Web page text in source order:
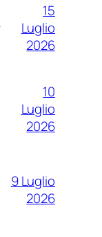
15
Luglio
2026
10
Luglio
2026
9 Luglio
2026